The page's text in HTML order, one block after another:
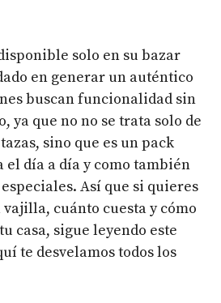
solo en su bazar
en generar un auténtico
buscan funcionalidad sin
ya que no no se trata solo de
sino que es un pack
el día a día y como también
Así que si quieres
vajilla, cuánto cuesta y cómo
casa, sigue leyendo este
te desvelamos todos los